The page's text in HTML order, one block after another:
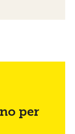
per